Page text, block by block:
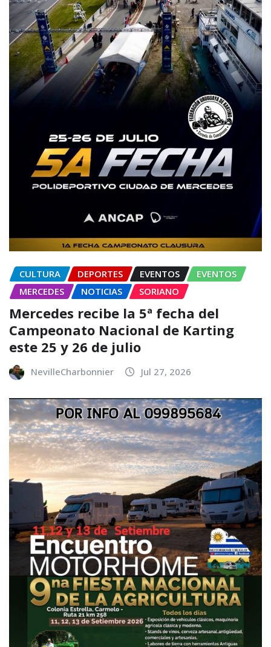
CULTURA DEPORTES EVENTOS
EVENTOS
MERCEDES
NOTICIAS SORIANO
Mercedes recibe la 5ª fecha del
Campeonato Nacional de Karting
este 25 y 26 de julio
NevilleCharbonnier Jul 27, 2026